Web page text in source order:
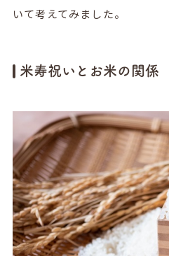
いて考えてみました。
米寿祝いとお米の関係